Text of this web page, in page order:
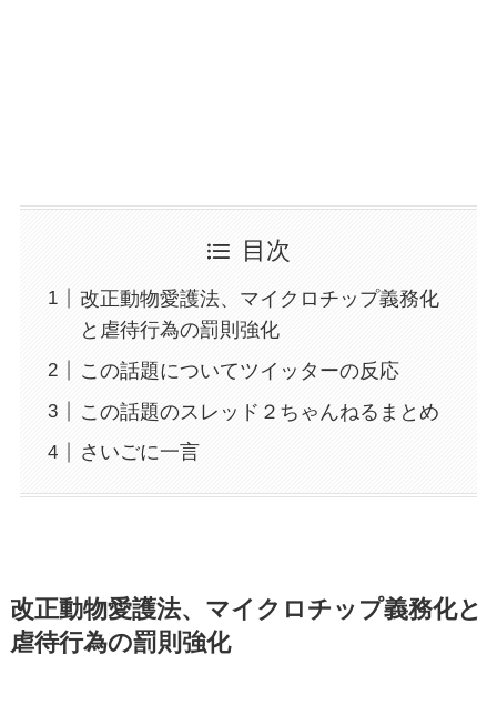
目次
改正動物愛護法、マイクロチップ義務化
と虐待行為の罰則強化
この話題についてツイッターの反応
この話題のスレッド２ちゃんねるまとめ
さいごに一言
改正動物愛護法、マイクロチップ義務化と
虐待行為の罰則強化